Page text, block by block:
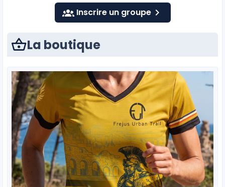
Inscrire un groupe
La boutique